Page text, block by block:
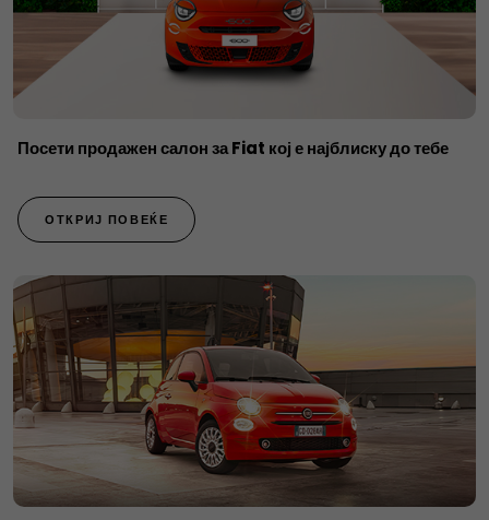
Посети продажен салон за Fiat кој е најблиску до тебе
ОТКРИЈ ПОВЕЌЕ